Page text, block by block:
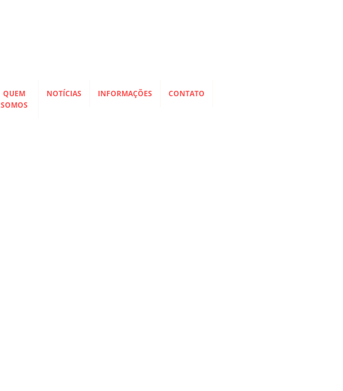
QUEM
SOMOS
NOTÍCIAS INFORMAÇÕES CONTATO